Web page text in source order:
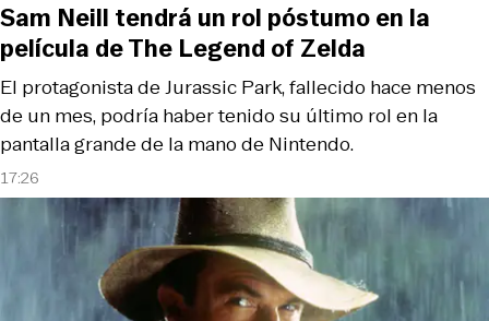
17:26
El protagonista de Jurassic Park, fallecido hace menos
de un mes, podría haber tenido su último rol en la
pantalla grande de la mano de Nintendo.
Sam Neill tendrá un rol póstumo en la
película de The Legend of Zelda